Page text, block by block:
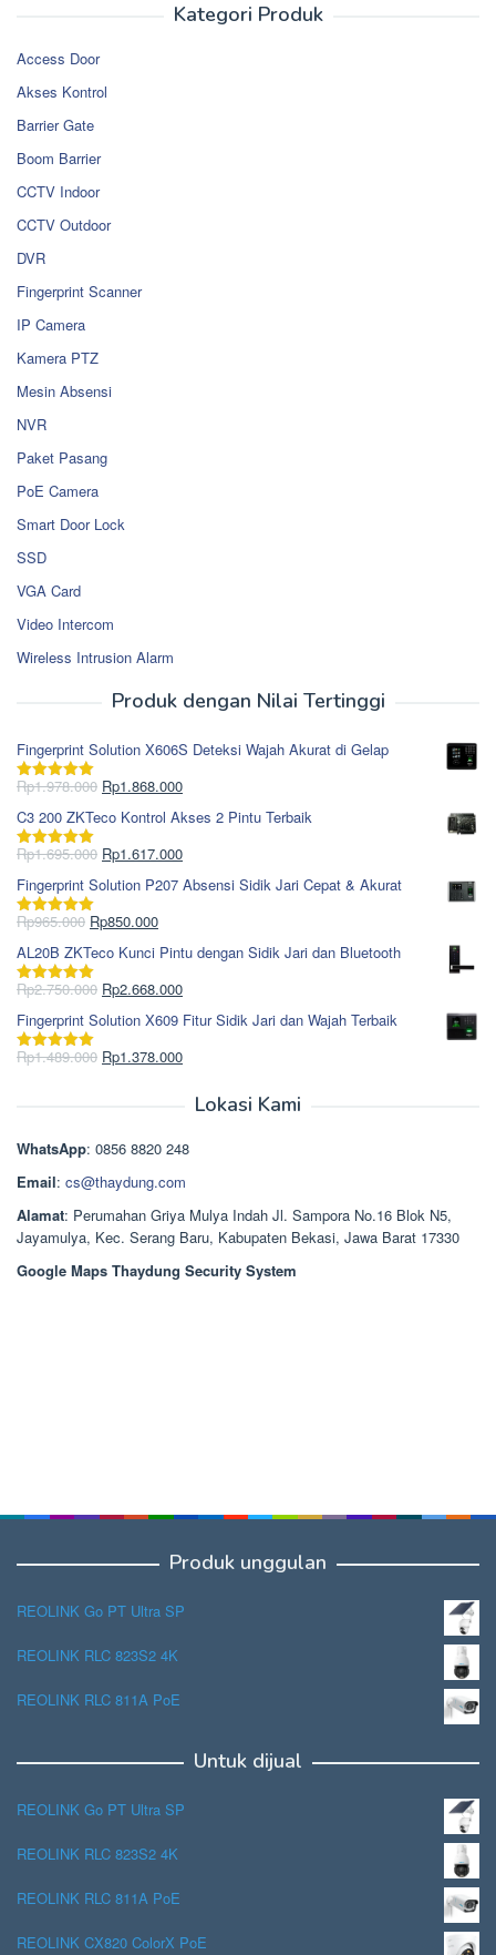
Kategori Produk
Access Door
Akses Kontrol
Barrier Gate
Boom Barrier
CCTV Indoor
CCTV Outdoor
DVR
Fingerprint Scanner
IP Camera
Kamera PTZ
Mesin Absensi
NVR
Paket Pasang
PoE Camera
Smart Door Lock
SSD
VGA Card
Video Intercom
Wireless Intrusion Alarm
Produk dengan Nilai Tertinggi
Fingerprint Solution X606S Deteksi Wajah Akurat di Gelap
Dinilai5.00
Rp1.978.000 Harga
aslinya
adalah:
Rp1.978.000.
Rp1.868.000Harga
saat
ini
adalah:
C3 200 ZKTeco Kontrol Akses 2 Pintu Terbaik
Dinilai5.00
Rp1.695.000 Harga
aslinya
adalah:
Rp1.695.000.
Rp1.617.000Harga
saat
ini
Fingerprint Solution P207 Absensi Sidik Jari Cepat & Akurat
Dinilai5.00
Rp965.000 Harga
aslinya
adalah:
Rp965.000.
Rp850.000Harga
saat
ini
adalah:
AL20B ZKTeco Kunci Pintu dengan Sidik Jari dan Bluetooth
Dinilai5.00
Rp2.750.000 Harga
aslinya
adalah:
Rp2.750.000.
Rp2.668.000Harga
saat
ini
adalah:
Fingerprint Solution X609 Fitur Sidik Jari dan Wajah Terbaik
Dinilai5.00
Rp1.489.000 Harga
Rp1.378.000Harga
Rp1.378.000.
Lokasi Kami
WhatsApp: 0856 8820 248
Email: cs@thaydung.com
Alamat: Perumahan Griya Mulya Indah Jl. Sampora No.16 Blok N5,
Jayamulya, Kec. Serang Baru, Kabupaten Bekasi, Jawa Barat 17330
Google Maps Thaydung Security System
Produk unggulan
REOLINK Go PT Ultra SP
REOLINK RLC 823S2 4K
REOLINK RLC 811A PoE
Untuk dijual
REOLINK Go PT Ultra SP
REOLINK RLC 823S2 4K
REOLINK RLC 811A PoE
REOLINK CX820 ColorX PoE